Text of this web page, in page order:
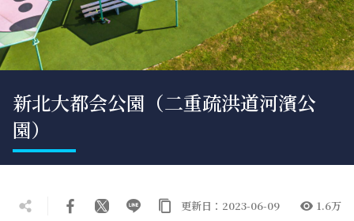
新北大都会公園（二重疏洪道河濱公
園）
更新日：2023-06-09 1.6万